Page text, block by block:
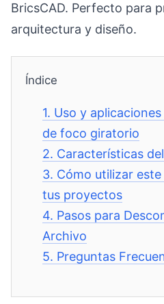
BricsCAD. Perfecto para
arquitectura y diseño.
Índice
1. Uso y
de foco giratorio
2. Características
3. Cómo utilizar
tus proyectos
4. Pasos para
Archivo
5. Preguntas